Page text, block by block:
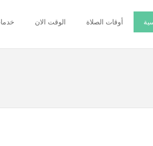
أوقات الصلاة الوقت الان